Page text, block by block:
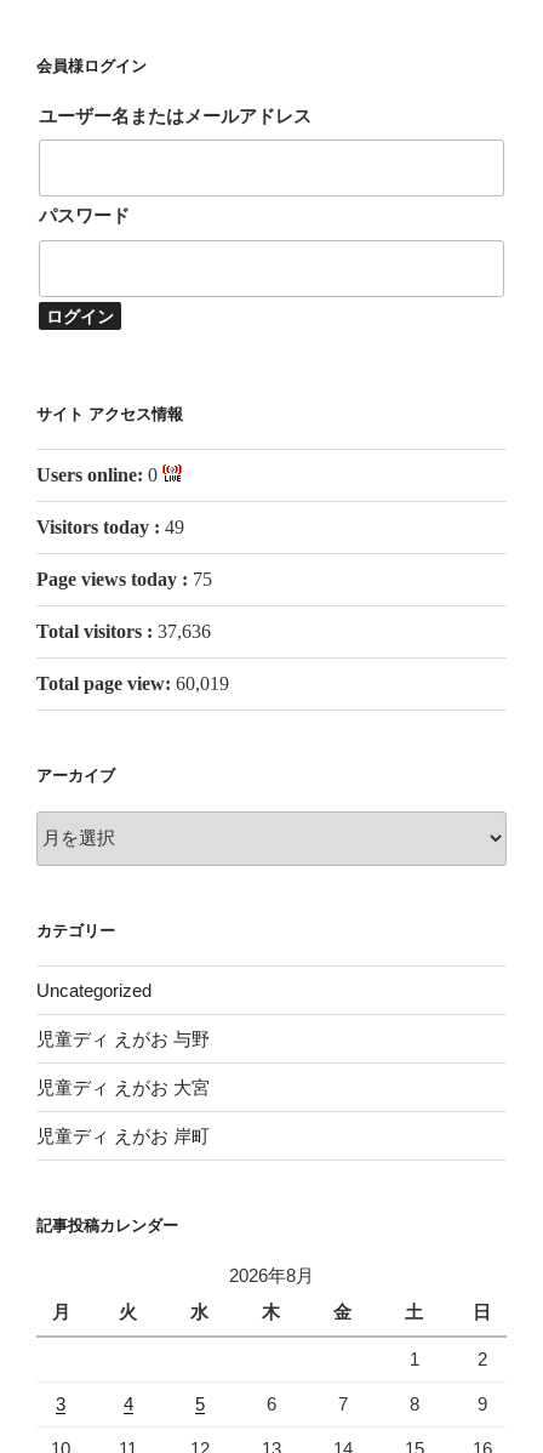
ン
会員様ログイン
ユーザー名またはメールアドレス
パスワード
サイト アクセス情報
Users online: 0
Visitors today : 49
Page views today : 75
Total visitors : 37,636
Total page view: 60,019
アーカイブ
ー
ブ
カテゴリー
Uncategorized
児童ディ えがお 与野
児童ディ えがお 大宮
児童ディ えがお 岸町
記事投稿カレンダー
2026年8月
月
火 水 木 金 土 日
1 2
3 4 5 6 7 8 9
10 11 12 13 14 15 16